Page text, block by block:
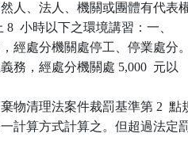
人、法人、機關或團體有代表
8  小時以下之環境講習：一、
經處分機關處停工、停業處分。
務，經處分機關處 5,000  元以
物清理法案件裁罰基準第 2  點
計算方式計算之。但超過法定